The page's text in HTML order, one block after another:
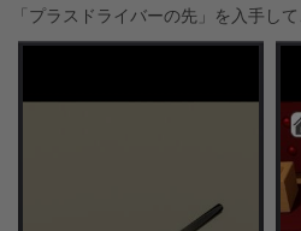
「プラスドライバーの先」を入手し